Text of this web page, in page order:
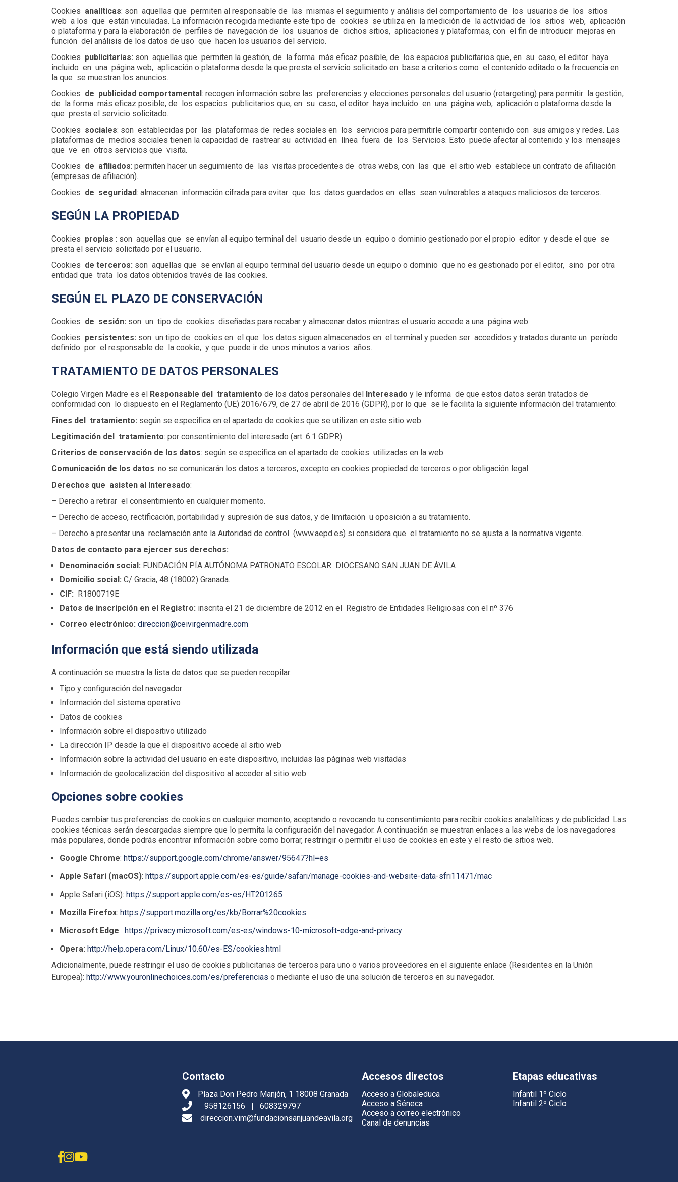
Cookies analíticas: son aquellas que permiten al responsable de las mismas el seguimiento y análisis del comportamiento de los usuarios de los sitios
web a los que están vinculadas. La información recogida mediante este tipo de cookies se utiliza en la medición de la actividad de los sitios web, aplicación
o plataforma y para la elaboración de perfiles de navegación de los usuarios de dichos sitios, aplicaciones y plataformas, con el fin de introducir mejoras en
función del análisis de los datos de uso que hacen los usuarios del servicio.
Cookies publicitarias: son aquellas que permiten la gestión, de la forma más eficaz posible, de los espacios publicitarios que, en su caso, el editor haya
incluido en una página web, aplicación o plataforma desde la que presta el servicio solicitado en base a criterios como el contenido editado o la frecuencia en
la que se muestran los anuncios.
Cookies de publicidad comportamental: recogen información sobre las preferencias y elecciones personales del usuario (retargeting) para permitir la gestión,
de la forma más eficaz posible, de los espacios publicitarios que, en su caso, el editor haya incluido en una página web, aplicación o plataforma desde la
que presta el servicio solicitado.
Cookies sociales: son establecidas por las plataformas de redes sociales en los servicios para permitirle compartir contenido con sus amigos y redes. Las
plataformas de medios sociales tienen la capacidad de rastrear su actividad en línea fuera de los Servicios. Esto puede afectar al contenido y los mensajes
que ve en otros servicios que visita.
Cookies de afiliados: permiten hacer un seguimiento de las visitas procedentes de otras webs, con las que el sitio web establece un contrato de afiliación
(empresas de afiliación).
Cookies de seguridad: almacenan información cifrada para evitar que los datos guardados en ellas sean vulnerables a ataques maliciosos de terceros.
SEGÚN LA PROPIEDAD
Cookies propias : son aquellas que se envían al equipo terminal del usuario desde un equipo o dominio gestionado por el propio editor y desde el que se
presta el servicio solicitado por el usuario.
Cookies de terceros: son aquellas que se envían al equipo terminal del usuario desde un equipo o dominio que no es gestionado por el editor, sino por otra
entidad que trata los datos obtenidos través de las cookies.
SEGÚN EL PLAZO DE CONSERVACIÓN
Cookies de sesión: son un tipo de cookies diseñadas para recabar y almacenar datos mientras el usuario accede a una página web.
Cookies persistentes: son un tipo de cookies en el que los datos siguen almacenados en el terminal y pueden ser accedidos y tratados durante un período
definido por el responsable de la cookie, y que puede ir de unos minutos a varios años.
TRATAMIENTO DE DATOS PERSONALES
Colegio Virgen Madre es el Responsable del tratamiento de los datos personales del Interesado y le informa de que estos datos serán tratados de
conformidad con lo dispuesto en el Reglamento (UE) 2016/679, de 27 de abril de 2016 (GDPR), por lo que se le facilita la siguiente información del tratamiento:
Fines del tratamiento: según se especifica en el apartado de cookies que se utilizan en este sitio web.
Legitimación del tratamiento: por consentimiento del interesado (art. 6.1 GDPR).
Criterios de conservación de los datos: según se especifica en el apartado de cookies utilizadas en la web.
Comunicación de los datos: no se comunicarán los datos a terceros, excepto en cookies propiedad de terceros o por obligación legal.
Derechos que asisten al Interesado:
– Derecho a retirar el consentimiento en cualquier momento.
– Derecho de acceso, rectificación, portabilidad y supresión de sus datos, y de limitación u oposición a su tratamiento.
– Derecho a presentar una reclamación ante la Autoridad de control (www.aepd.es) si considera que el tratamiento no se ajusta a la normativa vigente.
Datos de contacto para ejercer sus derechos:
Denominación social: FUNDACIÓN PÍA AUTÓNOMA PATRONATO ESCOLAR DIOCESANO SAN JUAN DE ÁVILA
Domicilio social: C/ Gracia, 48 (18002) Granada.
CIF: R1800719E
Datos de inscripción en el Registro: inscrita el 21 de diciembre de 2012 en el Registro de Entidades Religiosas con el nº 376
Correo electrónico: direccion@ceivirgenmadre.com
Información que está siendo utilizada
A continuación se muestra la lista de datos que se pueden recopilar:
Tipo y configuración del navegador
Información del sistema operativo
Datos de cookies
Información sobre el dispositivo utilizado
La dirección IP desde la que el dispositivo accede al sitio web
Información sobre la actividad del usuario en este dispositivo, incluidas las páginas web visitadas
Información de geolocalización del dispositivo al acceder al sitio web
Opciones sobre cookies
Puedes cambiar tus preferencias de cookies en cualquier momento, aceptando o revocando tu consentimiento para recibir cookies analalíticas y de publicidad. Las
cookies técnicas serán descargadas siempre que lo permita la configuración del navegador. A continuación se muestran enlaces a las webs de los navegadores
más populares, donde podrás encontrar información sobre como borrar, restringir o permitir el uso de cookies en este y el resto de sitios web.
Google Chrome: https://support.google.com/chrome/answer/95647?hl=es
Apple Safari (macOS): https://support.apple.com/es-es/guide/safari/manage-cookies-and-website-data-sfri11471/mac
Apple Safari (iOS): https://support.apple.com/es-es/HT201265
Mozilla Firefox: https://support.mozilla.org/es/kb/Borrar%20cookies
Microsoft Edge: https://privacy.microsoft.com/es-es/windows-10-microsoft-edge-and-privacy
Opera: http://help.opera.com/Linux/10.60/es-ES/cookies.html
Adicionalmente, puede restringir el uso de cookies publicitarias de terceros para uno o varios proveedores en el siguiente enlace (Residentes en la Unión
Europea): http://www.youronlinechoices.com/es/preferencias o mediante el uso de una solución de terceros en su navegador.
Contacto
Plaza Don Pedro Manjón, 1 18008 Granada
958126156
|
608329797
direccion.vim@fundacionsanjuandeavila.org
Accesos directos
Acceso a Globaleduca
Acceso a Séneca
Acceso a correo electrónico
Canal de denuncias
Etapas educativas
Infantil 1º Ciclo
Infantil 2º Ciclo